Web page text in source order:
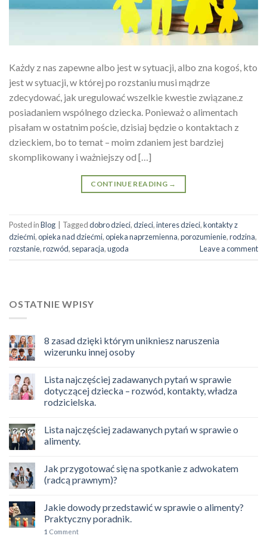
Każdy z nas zapewne albo jest w sytuacji, albo zna kogoś, kto
jest w sytuacji, w której po rozstaniu musi mądrze
zdecydować, jak uregulować wszelkie kwestie związane.z
posiadaniem wspólnego dziecka. Ponieważ o alimentach
pisałam w ostatnim poście, dzisiaj będzie o kontaktach z
dzieckiem, bo to temat – moim zdaniem jest bardziej
skomplikowany i ważniejszy od […]
CONTINUE READING →
Posted inBlog Taggeddobro dzieci,dzieci,interes dzieci,kontakty z
dziećmi,opieka nad dziećmi,opieka naprzemienna,porozumienie,rodzina,
rozstanie,rozwód, separacja,ugoda Leave a comment
OSTATNIE WPISY
8 zasad dzięki którym unikniesz naruszenia
wizerunku innej osoby
Lista najczęściej zadawanych pytań w sprawie
dotyczącej dziecka – rozwód, kontakty, władza
rodzicielska.
Lista najczęściej zadawanych pytań w sprawie o
alimenty.
Jak przygotować się na spotkanie z adwokatem
(radcą prawnym)?
Jakie dowody przedstawić w sprawie o alimenty?
Praktyczny poradnik.
1 Comment